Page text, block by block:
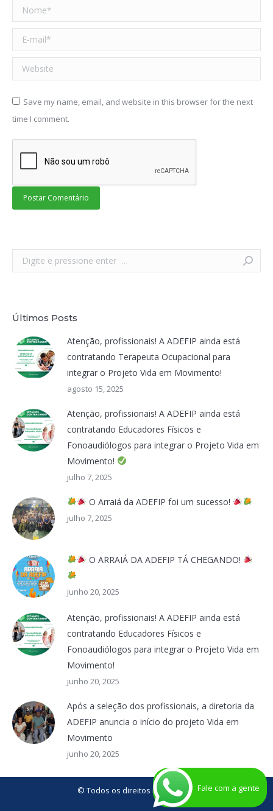
Nome *
E-mail *
Website
Save my name, email, and website in this browser for the next
time I comment.
Postar Comentário
Search:
Últimos Posts
Atenção, profissionais! A ADEFIP ainda está
contratando Terapeuta Ocupacional para
integrar o Projeto Vida em Movimento!
agosto 15, 2025
Atenção, profissionais! A ADEFIP ainda está
contratando Educadores Físicos e
Fonoaudiólogos para integrar o Projeto Vida em
Movimento!
julho 7, 2025
O Arraiá da ADEFIP foi um sucesso!
julho 7, 2025
O ARRAIÁ DA ADEFIP TÁ CHEGANDO!
junho 20, 2025
Atenção, profissionais! A ADEFIP ainda está
contratando Educadores Físicos e
Fonoaudiólogos para integrar o Projeto Vida em
Movimento!
junho 20, 2025
Após a seleção dos profissionais, a diretoria da
ADEFIP anuncia o início do projeto Vida em
Movimento
junho 20, 2025
© Todos os direitos reservados Fale com a gente